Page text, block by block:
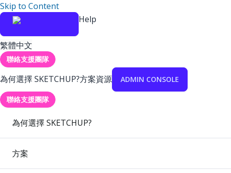
Skip to Content
Help
繁體中文
聯絡支援團隊
為何選擇 SKETCHUP?方案資源 ADMIN CONSOLE
聯絡支援團隊
為何選擇 SKETCHUP?
方案